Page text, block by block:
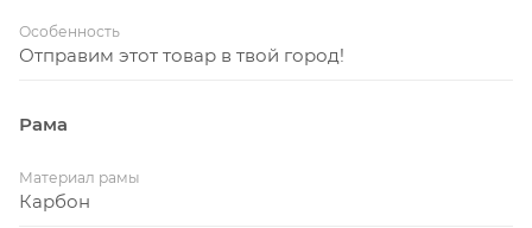
Особенность
Отправим этот товар в твой город!
Рама
Материал рамы
Карбон